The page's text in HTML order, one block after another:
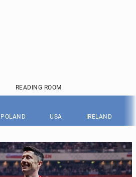
READING ROOM
POLAND USA IRELAND